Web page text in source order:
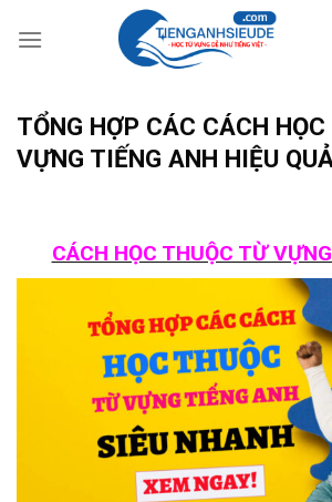
TỔNG HỢP CÁC CÁCH
VỰNG TIẾNG ANH HIỆU
CÁCH HỌC THUỘC TỪ